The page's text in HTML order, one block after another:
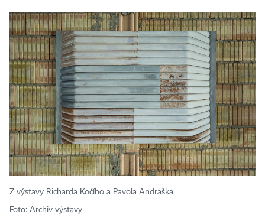
Z výstavy Richarda Kočího a Pavola Andraška
Foto: Archiv výstavy